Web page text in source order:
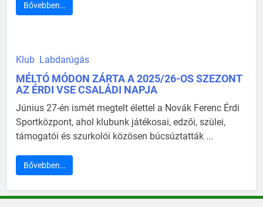
Bővebben…
Klub Labdarúgás
MÉLTÓ MÓDON ZÁRTA A 2025/26-OS SZEZONT
AZ ÉRDI VSE CSALÁDI NAPJA
Június 27-én ismét megtelt élettel a Novák Ferenc Érdi
Sportközpont, ahol klubunk játékosai, edzői, szülei,
támogatói és szurkolói közösen búcsúztatták ...
Bővebben…